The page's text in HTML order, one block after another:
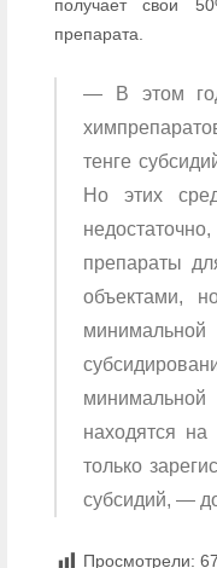
получает свои
препарата.
— В этом
тенге
Но этих
препараты
объектами,
находятся
только
субсидий, —
Просмотрели: 67